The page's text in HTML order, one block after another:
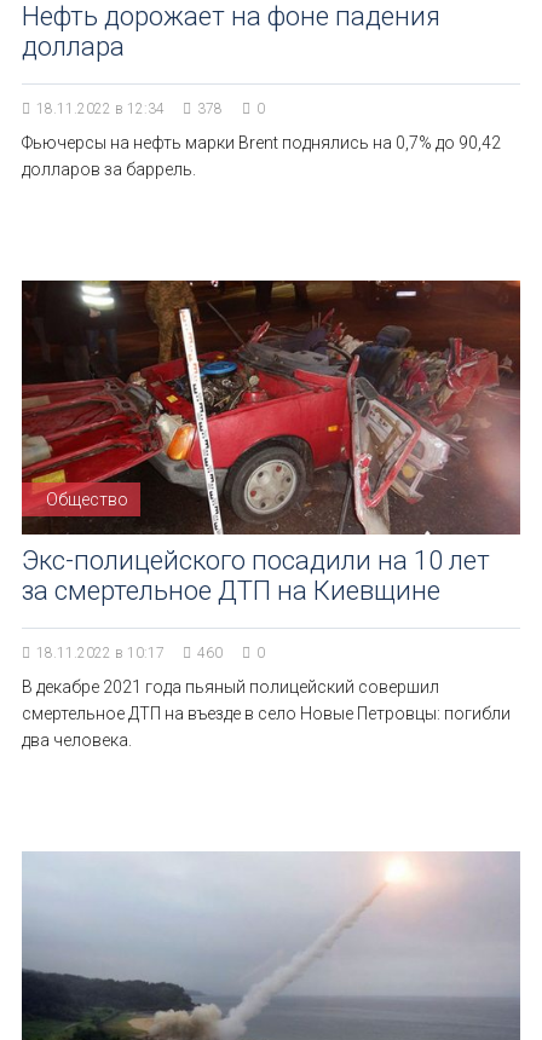
Нефть дорожает на фоне падения
доллара
18.11.2022 в 12:34 378 0
Фьючерсы на нефть марки Brent поднялись на 0,7% до 90,42
долларов за баррель.
Общество
Экс-полицейского посадили на 10 лет
за смертельное ДТП на Киевщине
18.11.2022 в 10:17 460 0
В декабре 2021 года пьяный полицейский совершил
смертельное ДТП на въезде в село Новые Петровцы: погибли
два человека.